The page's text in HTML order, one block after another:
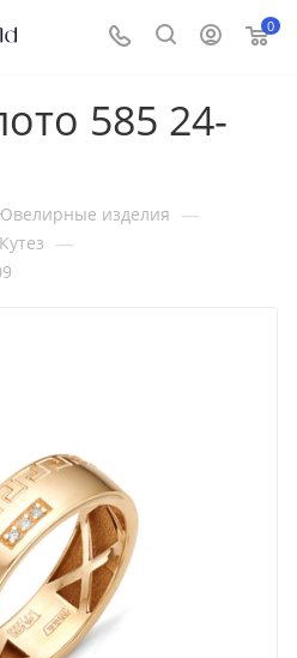
0
585 24-
изделия —
Кутез —